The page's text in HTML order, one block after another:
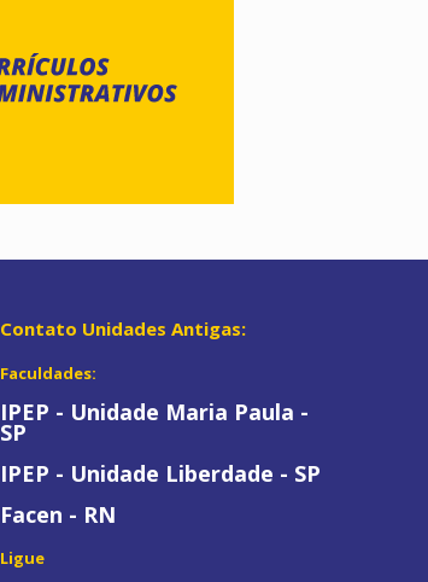
Contato Unidades Antigas:
Faculdades:
IPEP - Unidade Maria Paula -
SP
IPEP - Unidade Liberdade - SP
Facen - RN
Ligue